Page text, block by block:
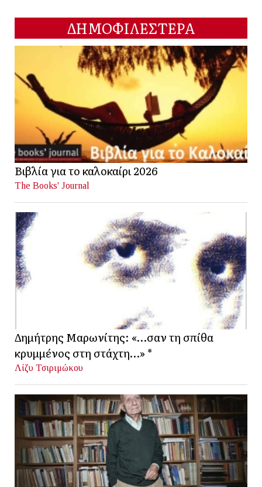
ΔΗΜΟΦΙΛΕΣΤΕΡΑ
Βιβλία για το καλοκαίρι 2026
The Books' Journal
Δημήτρης Μαρωνίτης: «…σαν τη σπίθα
κρυμμένος στη στάχτη…» *
Λίζυ Τσιριμώκου